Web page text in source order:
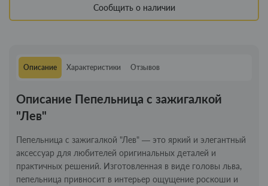
Сообщить о наличии
Описание Характеристики Отзывов
Описание Пепельница с зажигалкой
"Лев"
Пепельница с зажигалкой "Лев" — это яркий и элегантный
аксессуар для любителей оригинальных деталей и
практичных решений. Изготовленная в виде головы льва,
пепельница привносит в интерьер ощущение роскоши и